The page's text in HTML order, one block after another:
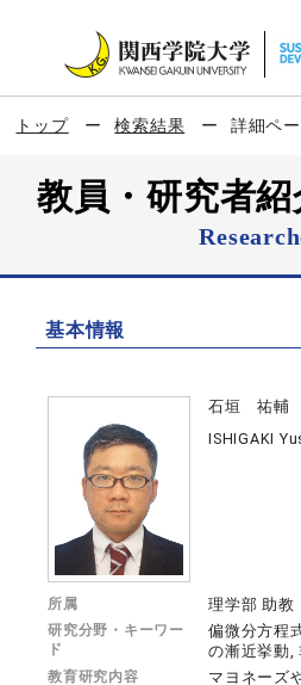
トップ 検索結果 詳細ペ
教員・研究者
基本情報
石垣 祐輔
ISHIGAKI
所属 理学部 助教
研究分野・キーワー
ド
偏微分方程
の漸近挙動,
教育研究内容
マヨネーズ